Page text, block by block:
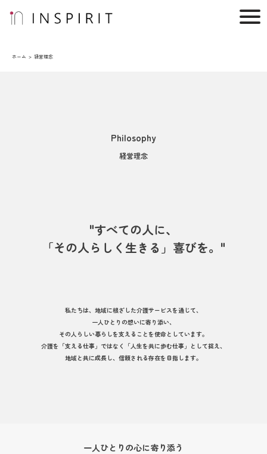
ホーム 経営理念
Philosophy
経営理念
"すべての人に、
「その人らしく生きる」喜びを。"
私たちは、地域に根ざした介護サービスを通じて、
一人ひとりの想いに寄り添い、
その人らしい暮らしを支えることを使命としています。
介護を「支える仕事」ではなく「人生を共に歩む仕事」として捉え、
地域と共に成長し、信頼される存在を目指します。
一人ひとりの心に寄り添う